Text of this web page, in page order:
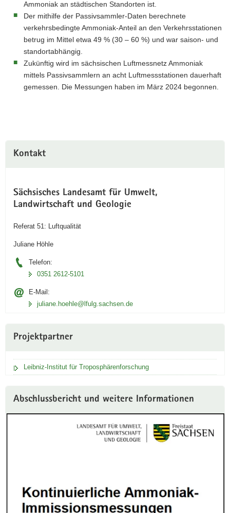
Ammoniak an städtischen Standorten ist.
Der mithilfe der Passivsammler-Daten berechnete
verkehrsbedingte Ammoniak-Anteil an den Verkehrsstationen
betrug im Mittel etwa 49 % (30 – 60 %) und war saison- und
standortabhängig.
Zukünftig wird im sächsischen Luftmessnetz Ammoniak
mittels Passivsammlern an acht Luftmessstationen dauerhaft
gemessen. Die Messungen haben im März 2024 begonnen.
Kontakt
Sächsisches Landesamt für Umwelt,
Landwirtschaft und Geologie
Referat 51: Luftqualität
Juliane Höhle
Telefon:
0351 2612-5101
E-Mail:
juliane.hoehle@lfulg.sachsen.de
Projektpartner
Leibniz-Institut für Troposphärenforschung
Abschlussbericht und weitere Informationen